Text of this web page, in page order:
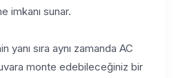
imkanı sunar.
yanı sıra aynı zamanda AC
monte edebileceğiniz bir